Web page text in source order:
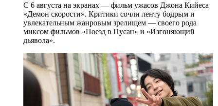
С 6 августа на экранах — фильм ужасов Джона Кийеса
«Демон скорости». Критики сочли ленту бодрым и
увлекательным жанровым зрелищeм — своего рода
миксом фильмов «Поезд в Пусан» и «Изгоняющий
дьявола».